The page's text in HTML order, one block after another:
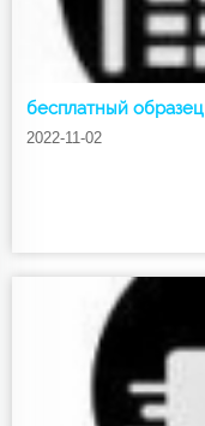
бесплатный образец
2022-11-02